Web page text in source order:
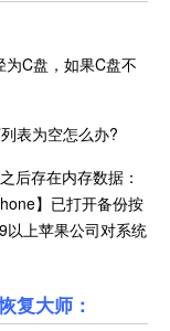
C盘，如果C盘不
表为空怎么办?
存在内存数据：
】已打开备份按
以上苹果公司对系统
复大师：